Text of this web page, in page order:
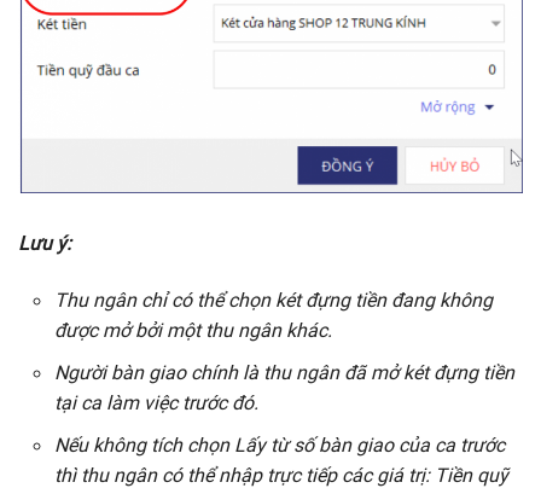
Lưu ý:
Thu ngân chỉ có thể chọn két đựng tiền đang không
được mở bởi một thu ngân khác.
Người bàn giao chính là thu ngân đã mở két đựng tiền
tại ca làm việc trước đó.
Nếu không tích chọn Lấy từ số bàn giao của ca trước
thì thu ngân có thể nhập trực tiếp các giá trị: Tiền quỹ